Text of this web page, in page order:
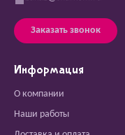
Заказать звонок
Информация
О компании
Наши работы